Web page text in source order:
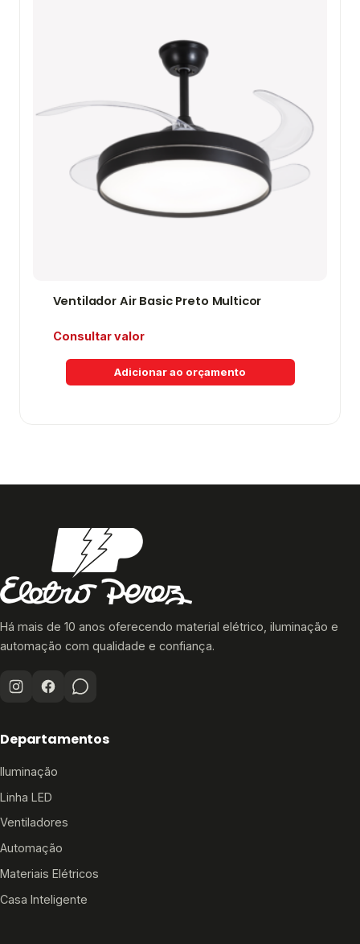
Ventilador Air Basic Preto Multicor
Consultar valor
Adicionar ao orçamento
Há mais de 10 anos oferecendo material elétrico, iluminação e
automação com qualidade e confiança.
Departamentos
Iluminação
Linha LED
Ventiladores
Automação
Materiais Elétricos
Casa Inteligente